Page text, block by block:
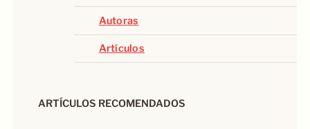
Autoras
Artículos
ARTÍCULOS RECOMENDADOS